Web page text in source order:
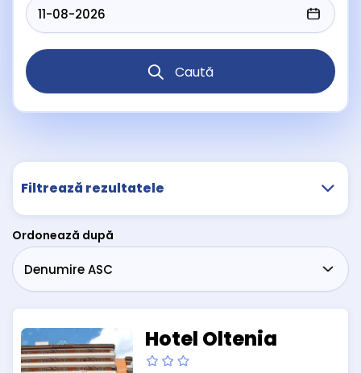
Caută
Filtrează rezultatele
Ordonează după
Hotel Oltenia